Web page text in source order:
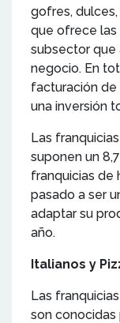
gofres,
que ofrece las
subsector que
negocio. En
facturación de
una inversión
Las
suponen un
franquicias de
pasado a ser
adaptar su
año.
Italianos y
Las
son conocidas